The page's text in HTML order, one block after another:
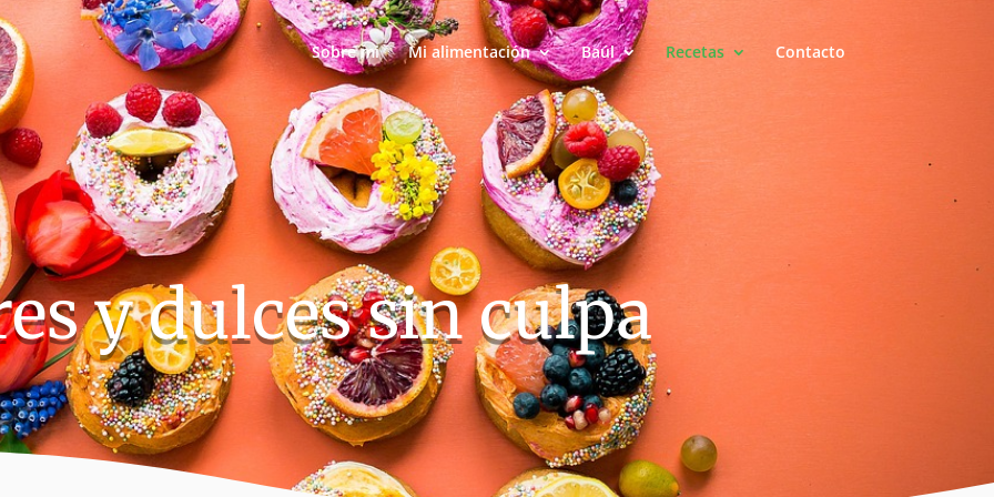
Sobre mi Mi alimentación Baúl Recetas Contacto
y dulces sin culpa